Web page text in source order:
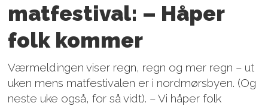
matfestival: – Håper
folk kommer
Værmeldingen viser regn, regn og mer regn – ut
uken mens matfestivalen er i nordmørsbyen. (Og
neste uke også, for så vidt). – Vi håper folk